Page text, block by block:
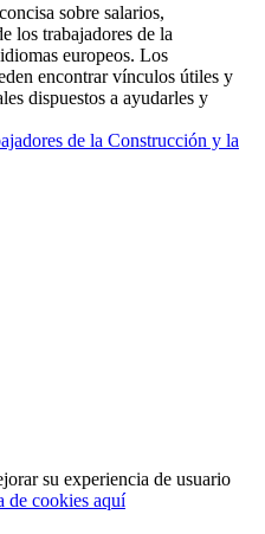
sobre salarios,
los trabajadores de la
europeos. Los
encontrar vínculos útiles y
dispuestos a ayudarles y
su experiencia de usuario
de cookies aquí